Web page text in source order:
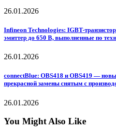
26.01.2026
Infineon Technologies: IGBT-
эмиттер до 650 В, выполненные по
26.01.2026
connectBlue: OBS418 и OBS419 —
прекрасной замены снятым с
26.01.2026
You Might Also Like